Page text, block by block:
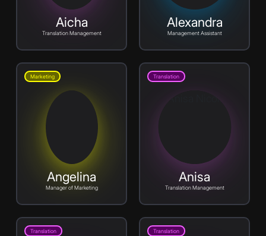
Aicha
Translation Management
Alexandra
Management Assistant
Marketing
Angelina
Manager of Marketing
Translation
Anisa
Translation Management
Translation Translation